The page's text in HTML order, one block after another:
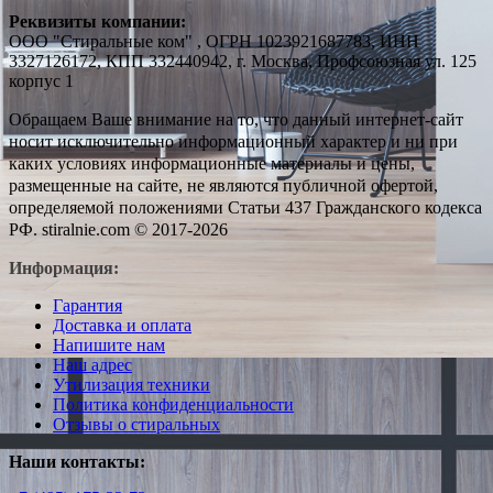
Реквизиты компании:
ООО "Стиральные ком" , ОГРН 1023921687783, ИНН
3327126172, КПП 332440942, г. Москва, Профсоюзная ул. 125
корпус 1
Обращаем Ваше внимание на то, что данный интернет-сайт
носит исключительно информационный характер и ни при
каких условиях информационные материалы и цены,
размещенные на сайте, не являются публичной офертой,
определяемой положениями Статьи 437 Гражданского кодекса
РФ. stiralnie.com © 2017-2026
Информация:
Гарантия
Доставка и оплата
Напишите нам
Наш адрес
Утилизация техники
Политика конфиденциальности
Отзывы о стиральных
Наши контакты: